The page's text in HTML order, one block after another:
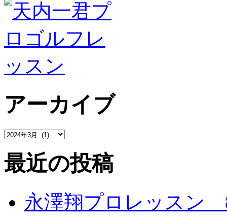
アーカイブ
最近の投稿
永澤翔プロレッスン